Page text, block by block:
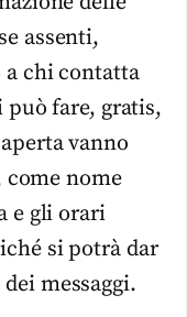
assenti,
chi contatta
fare, gratis,
vanno
nome
e gli orari
si potrà dar
messaggi.